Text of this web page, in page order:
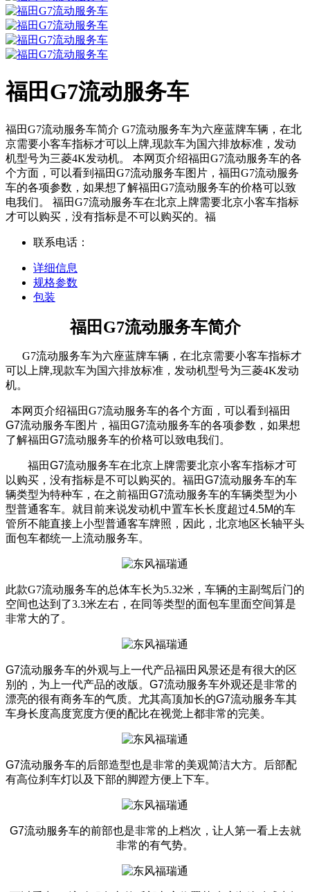
福田G7流动服务车
福田G7流动服务车简介 G7流动服务车为六座蓝牌车辆，在北
京需要小客车指标才可以上牌,现款车为国六排放标准，发动
机型号为三菱4K发动机。 本网页介绍福田G7流动服务车的各
个方面，可以看到福田G7流动服务车图片，福田G7流动服务
车的各项参数，如果想了解福田G7流动服务车的价格可以致
电我们。 福田G7流动服务车在北京上牌需要北京小客车指标
才可以购买，没有指标是不可以购买的。福
联系电话：
详细信息
规格参数
包装
福田G7流动服务车简介
G7流动服务车为六座蓝牌车辆，在北京需要小客车指标才
可以上牌,现款车为国六排放标准，发动机型号为三菱4K发动
机。
本网页介绍福田G7流动服务车的各个方面，可以看到 福田
G7流动服务车图片， 福田G7流动服务车的各项参数，如果想
了解福田G7流动服务车的价格可以致电我们。
福田G7流动服务车在北京上牌需要北京小客车指标才可
以购买，没有指标是不可以购买的。 福田G7流动服务车的车
辆类型为特种车，在之前福田G7流动服务车的车辆类型为小
型普通客车。就目前来说发动机中置车长长度超过4.5M的车
管所不能直接上小型普通客车牌照，因此，北京地区长轴平头
面包车都统一上流动服务车。
此款G7流动服务车的总体车长为5.32米，车辆的主副驾后门的
空间也达到了3.3米左右，在同等类型的面包车里面空间算是
非常大的了。
G7流动服务车的外观与上一代产品福田风景还是有很大的区
别的，为上一代产品的改版。 G7流动服务车外观还是非常的
漂亮的很有商务车的气质。尤其高顶加长的G7流动服务车其
车身长度高度宽度方便的配比在视觉上都非常的完美。
G7流动服务车的后部造型也是非常的美观简洁大方。后部配
有高位刹车灯以及下部的脚蹬方便上下车。
G7流动服务车的前部也是非常的上档次，让人第一看上去就
非常的有气势。